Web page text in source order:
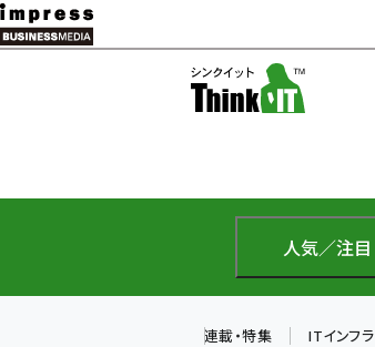
メ
イ
テ
に
人気／注目
連載・特集 ITインフラ